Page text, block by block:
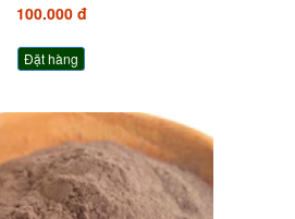
100.000 đ
Đặt hàng